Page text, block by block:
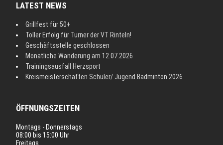
LATEST NEWS
Grillfest für 50+
Toller Erfolg für Turner der VT Rinteln!
Geschäftsstelle geschlossen
Monatliche Wanderung am 12.07.2026
Trainingsausfall Herzsport
Kreismeisterschaften Schüler/ Jugend Badminton 2026
ÖFFNUNGSZEITEN
Montags - Donnerstags
08:00 bis 15:00 Uhr
Freitags